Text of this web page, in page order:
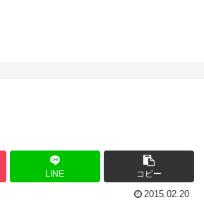
LINE コピー
2015.02.20